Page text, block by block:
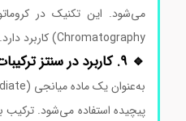
Chromatography) کاربرد دارد.
پیچیده استفاده می‌شود. ترکیب با